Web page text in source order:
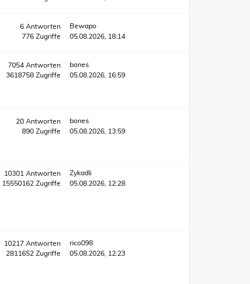
6Antworten
776Zugriffe
Bewapo
05.08.2026, 18:14
7054Antworten
3618758Zugriffe
bones
05.08.2026, 16:59
20Antworten
890Zugriffe
bones
05.08.2026, 13:59
10301Antworten
15550162Zugriffe
Zykadli
05.08.2026, 12:28
10217Antworten
2811652Zugriffe
rico098
05.08.2026, 12:23